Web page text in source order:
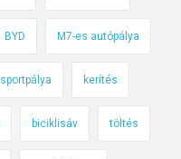
BYD M7-es autópálya
sportpálya kerítés
biciklisáv töltés